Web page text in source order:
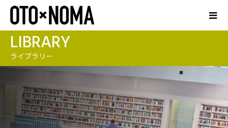
LIBRARY
ライブラリー